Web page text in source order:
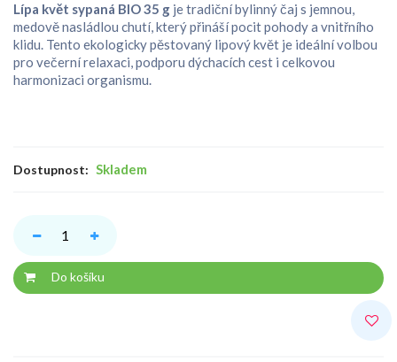
Lípa květ sypaná BIO 35 g je tradiční bylinný čaj s jemnou,
medově nasládlou chutí, který přináší pocit pohody a vnitřního
klidu. Tento ekologicky pěstovaný lipový květ je ideální volbou
pro večerní relaxaci, podporu dýchacích cest i celkovou
harmonizaci organismu.
Dostupnost: Skladem
Do košíku